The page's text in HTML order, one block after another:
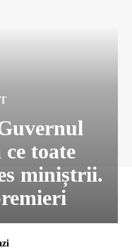
toate
miniștrii.